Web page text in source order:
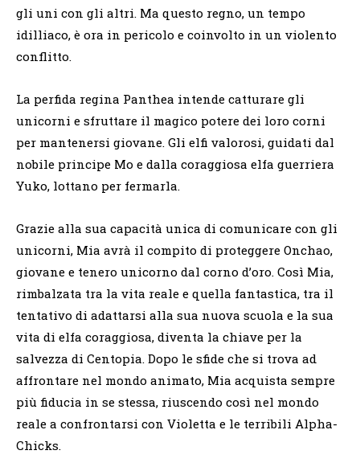
gli uni con gli altri. Ma questo regno, un tempo
idilliaco, è ora in pericolo e coinvolto in un violento
conflitto.
La perfida regina Panthea intende catturare gli
unicorni e sfruttare il magico potere dei loro corni
per mantenersi giovane. Gli elfi valorosi, guidati dal
nobile principe Mo e dalla coraggiosa elfa guerriera
Yuko, lottano per fermarla.
Grazie alla sua capacità unica di comunicare con gli
unicorni, Mia avrà il compito di proteggere Onchao,
giovane e tenero unicorno dal corno d’oro. Così Mia,
rimbalzata tra la vita reale e quella fantastica, tra il
tentativo di adattarsi alla sua nuova scuola e la sua
vita di elfa coraggiosa, diventa la chiave per la
salvezza di Centopia. Dopo le sfide che si trova ad
affrontare nel mondo animato, Mia acquista sempre
più fiducia in se stessa, riuscendo così nel mondo
reale a confrontarsi con Violetta e le terribili Alpha-
Chicks.